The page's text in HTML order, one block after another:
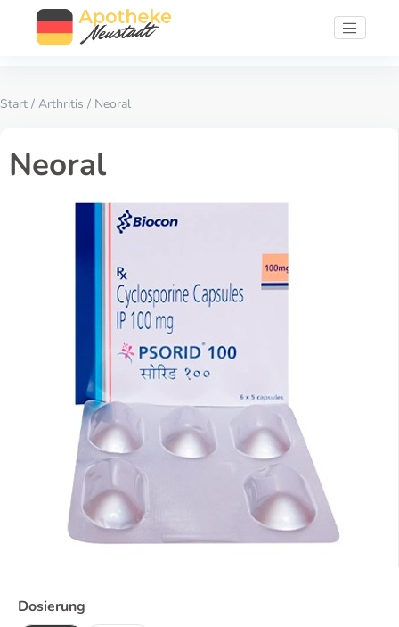
Start / Arthritis / Neoral
Neoral
Dosierung